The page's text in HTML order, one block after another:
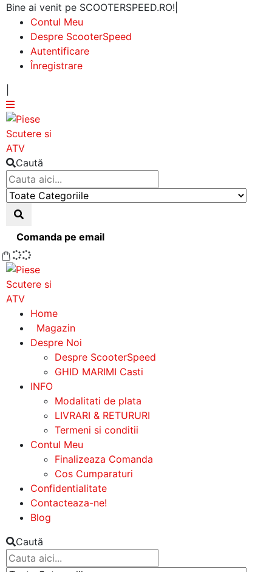
Bine ai venit pe SCOOTERSPEED.RO!
Contul Meu
Despre ScooterSpeed
Autentificare
Înregistrare
Caută
Comanda pe email
Home
Magazin
Despre Noi
Despre ScooterSpeed
GHID MARIMI Casti
INFO
Modalitati de plata
LIVRARI & RETURURI
Termeni si conditii
Contul Meu
Finalizeaza Comanda
Cos Cumparaturi
Confidentialitate
Contacteaza-ne!
Blog
Caută